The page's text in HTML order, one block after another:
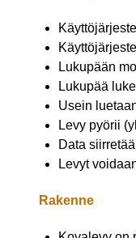
Lukupään
Lukupää
Usein
Levy pyörii
Data
Levyt
Rakenne